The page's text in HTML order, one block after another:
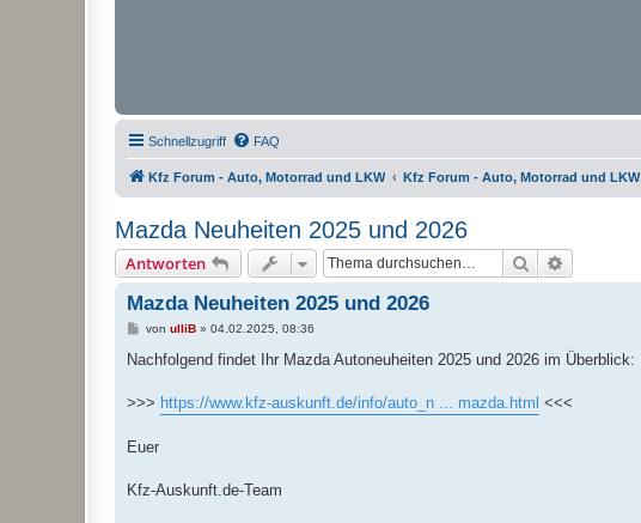
Schnellzugriff FAQ
Kfz Forum - Auto, Motorrad und LKW Kfz Forum - Auto, Motorrad und LKW
Mazda Neuheiten 2025 und 2026
Antworten Suche
Mazda Neuheiten 2025 und 2026
B
i
a
von ulliB» 04.02.2025, 08:36
Nachfolgend findet Ihr Mazda Autoneuheiten 2025 und 2026 im Überblick:
>>> https://www.kfz-auskunft.de/info/auto_n ... mazda.html <<<
Euer
Kfz-Auskunft.de-Team